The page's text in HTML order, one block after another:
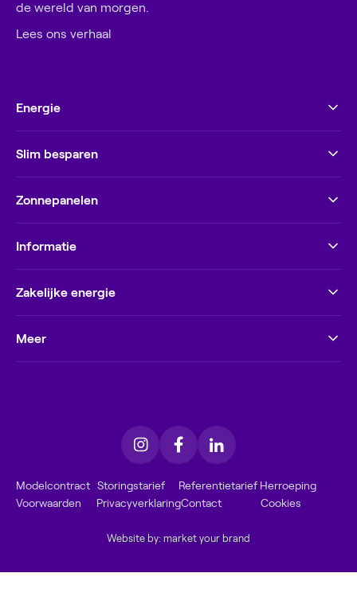
de wereld van morgen.
Lees ons verhaal
Energie
Slim besparen
Zonnepanelen
Informatie
Zakelijke energie
Meer
Modelcontract Storingstarief Referentietarief Herroeping
Voorwaarden
PrivacyverklaringContact Cookies
Website by: market your brand